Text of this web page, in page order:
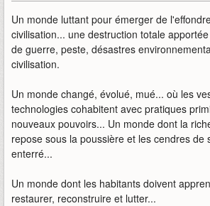
Un monde luttant pour émerger de
civilisation... une destruction totale
de guerre, peste, désastres
civilisation.
Un monde changé, évolué, mué... où les
technologies cohabitent avec pratiques
nouveaux pouvoirs... Un monde dont la
repose sous la poussière et les cendres de
enterré...
Un monde dont les habitants doivent
restaurer, reconstruire et lutter...